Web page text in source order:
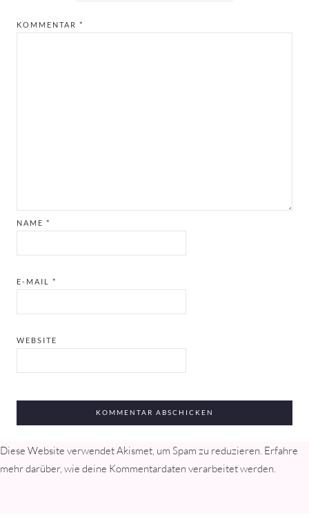
KOMMENTAR *
NAME *
E-MAIL *
WEBSITE
Diese Website verwendet Akismet, um Spam zu reduzieren. Erfahre
mehr darüber, wie deine Kommentardaten verarbeitet werden.